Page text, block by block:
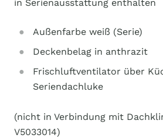
in Serienausstattung enthalten
Außenfarbe weiß (Serie)
Deckenbelag in anthrazit
Frischluftventilator über
Seriendachluke
(nicht in Verbindung mit
V5033014)